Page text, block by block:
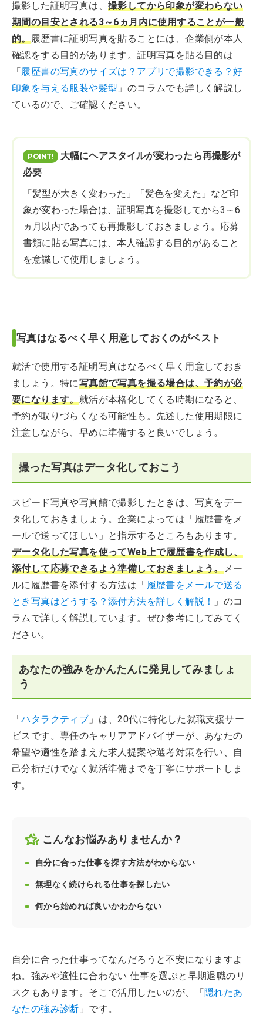
撮影した証明写真は、 撮影してから印象が変わらない
期間の目安とされる3～6ヵ月内に使用することが一般
的。履歴書に証明写真を貼ることには、企業側が本人
確認をする目的があります。証明写真を貼る目的は
「履歴書の写真のサイズは？アプリで撮影できる？好
印象を与える服装や髪型 」のコラムでも詳しく解説し
ているので、ご確認ください。
大幅にヘアスタイルが変わったら再撮影が
必要
「髪型が大きく変わった」「髪色を変えた」など印
象が変わった場合は、証明写真を撮影してから3～6
ヵ月以内であっても再撮影しておきましょう。応募
書類に貼る写真には、本人確認する目的があること
を意識して使用しましょう。
写真はなるべく早く用意しておくのがベスト
就活で使用する証明写真はなるべく早く用意しておき
ましょう。特に写真館で写真を撮る場合は、予約が必
要になります。就活が本格化してくる時期になると、
予約が取りづらくなる可能性も。先述した使用期限に
注意しながら、早めに準備すると良いでしょう。
撮った写真はデータ化しておこう
スピード写真や写真館で撮影したときは、写真をデー
タ化しておきましょう。企業によっては「履歴書をメ
ールで送ってほしい」と指示するところもあります。
データ化した写真を使ってWeb上で履歴書を作成し、
添付して応募できるよう準備しておきましょう。メー
ルに履歴書を添付する方法は「履歴書をメールで送る
とき写真はどうする？添付方法を詳しく解説！
」のコ
ラムで詳しく解説しています。ぜひ参考にしてみてく
ださい。
あなたの強みをかんたんに発見してみましょ
う
「ハタラクティブ 」は、20代に特化した就職支援サー
ビスです。専任のキャリアアドバイザーが、あなたの
希望や適性を踏まえた求人提案や選考対策を行い、自
己分析だけでなく就活準備までを丁寧にサポートしま
す。
こんなお悩みありませんか？
自分に合った仕事を探す方法がわからない
無理なく続けられる仕事を探したい
何から始めれば良いかわからない
自分に合った仕事ってなんだろうと不安になりますよ
ね。強みや適性に合わない 仕事を選ぶと早期退職のリ
スクもあります。そこで活用したいのが、「隠れたあ
なたの強み診断 」です。